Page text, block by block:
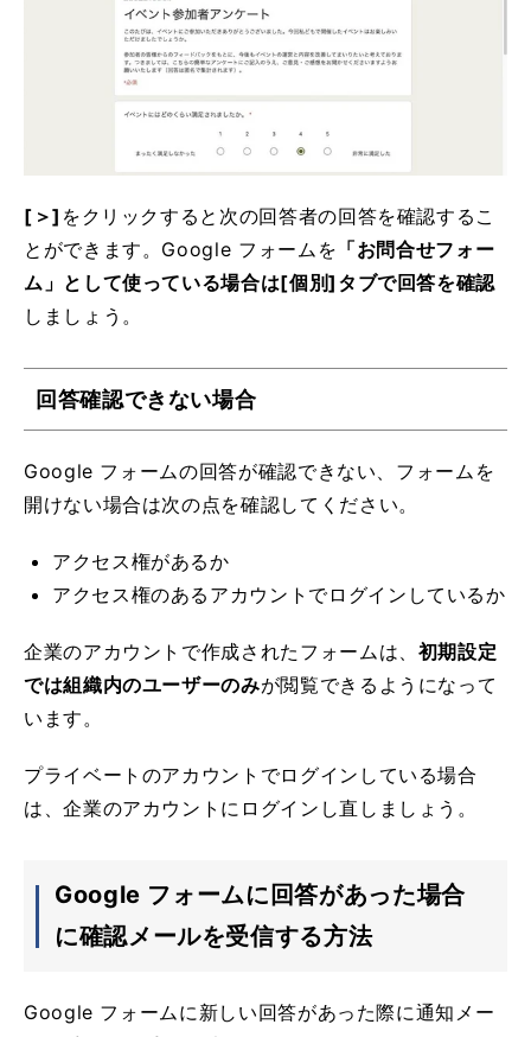
[＞] をクリックすると次の回答者の回答を確認するこ
とができます。Google フォームを 「お問合せフォー
ム」として使っている場合は[個別]タブで回答を確認
しましょう。
回答確認できない場合
Google フォームの回答が確認できない、フォームを
開けない場合は次の点を確認してください。
アクセス権があるか
アクセス権のあるアカウントでログインしているか
企業のアカウントで作成されたフォームは、 初期設定
では組織内のユーザーのみが閲覧できるようになって
います。
プライベートのアカウントでログインしている場合
は、企業のアカウントにログインし直しましょう。
Google フォームに回答があった場合
に確認メールを受信する方法
Google フォームに新しい回答があった際に通知メー